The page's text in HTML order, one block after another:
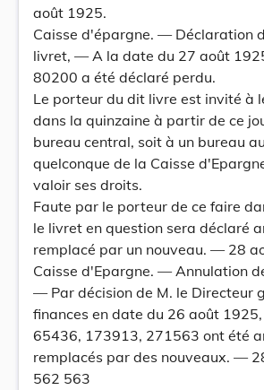
août 1925.
Caisse d'épargne. — Déclaration
livret, — A la date du 27 août
80200 a été déclaré perdu.
Le porteur du dit livre est invité à
dans la quinzaine à partir de ce
bureau central, soit à un bureau
quelconque de la Caisse
valoir ses droits.
Faute par le porteur de ce faire
le livret en question sera déclaré
remplacé par un nouveau. — 28
Caisse d'Epargne. — Annulation
— Par décision de M. le Directeur
finances en date du 26 août
65436, 173913, 271563 ont été
remplacés par des nouveaux. —
562 563